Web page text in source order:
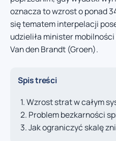
oznacza to wzrost o ponad
się tematem interpelacji
udzieliła minister
Van den Brandt (Groen).
Spis treści
Wzrost strat w całym
Problem bezkarności
Jak ograniczyć skalę